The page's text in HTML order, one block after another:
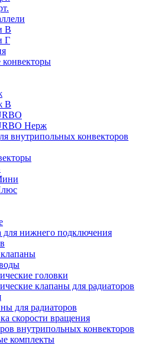
В
Г
В
Нерж
внутрипольных конвекторов
для нижнего подключения
головки
клапаны для радиаторов
для радиаторов
скорости вращения
внутрипольных конвекторов
комплекты